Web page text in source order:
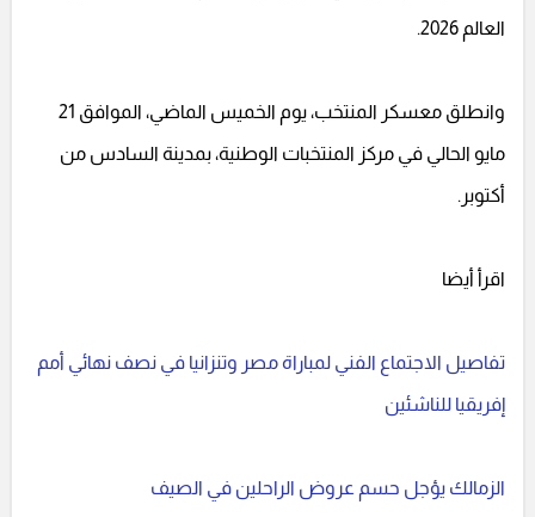
العالم 2026.
وانطلق معسكر المنتخب، يوم الخميس الماضي، الموافق 21
مايو الحالي في مركز المنتخبات الوطنية، بمدينة السادس من
أكتوبر.
اقرأ أيضا
تفاصيل الاجتماع الفني لمباراة مصر وتنزانيا في نصف نهائي أمم
إفريقيا للناشئين
الزمالك يؤجل حسم عروض الراحلين في الصيف